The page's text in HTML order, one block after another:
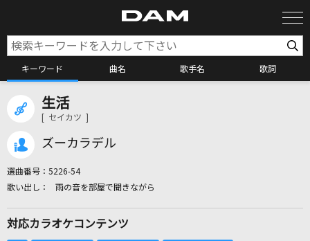
キーワード 曲名 歌手名 歌詞
生活
[ セイカツ ]
ズーカラデル
選曲番号： 5226-54
雨の音を部屋で聞きながら
対応カラオケコンテンツ